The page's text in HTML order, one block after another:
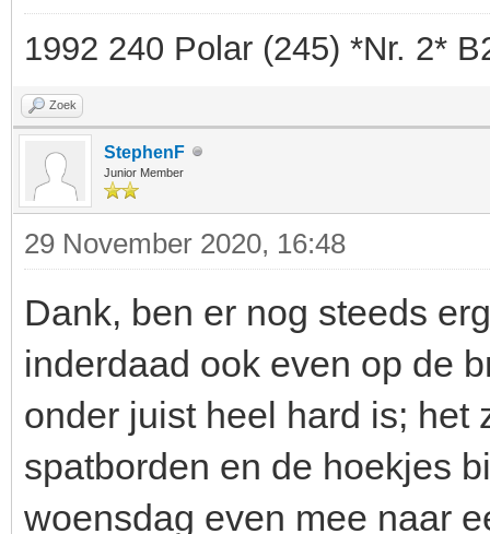
1992 240 Polar (245) *Nr. 2*
Zoek
StephenF
Junior Member
29 November 2020, 16:48
Dank, ben er nog steeds
inderdaad ook even op de
onder juist heel hard is; het
spatborden en de hoekjes
woensdag even mee naar